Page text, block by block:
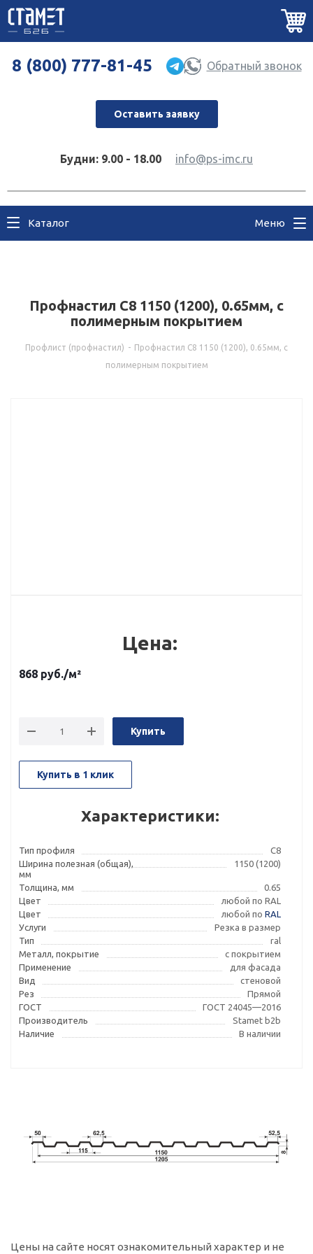
8 (800) 777-81-45 Обратный звонок
Оставить заявку
Будни: 9.00 - 18.00 info@ps-imc.ru
Каталог Меню
Профнастил С8 1150 (1200), 0.65мм, с
полимерным покрытием
Профлист (профнастил) - Профнастил С8 1150 (1200), 0.65мм, с
полимерным покрытием
Цена:
868 руб./м²
Купить
Купить в 1 клик
Характеристики:
Тип профиля
С8
Ширина полезная (общая),
мм
1150 (1200)
Толщина, мм
0.65
Цвет
любой по RAL
Цвет
любой по RAL
Услуги
Резка в размер
Тип
ral
Металл, покрытие
с покрытием
Применение
для фасада
Вид
стеновой
Рез
Прямой
ГОСТ
ГОСТ 24045—2016
Производитель
Stamet b2b
Наличие
В наличии
Цены на сайте носят ознакомительный характер и не